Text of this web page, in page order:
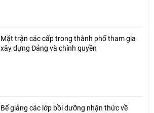
Mặt trận các cấp trong thành phố tham gia
xây dựng Đảng và chính quyền
Bế giảng các lớp bồi dưỡng nhận thức về